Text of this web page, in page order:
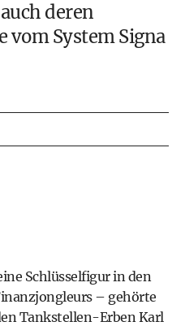
deren
vom System Signa
Schlüsselfigur in den
– gehörte
Tankstellen-Erben Karl